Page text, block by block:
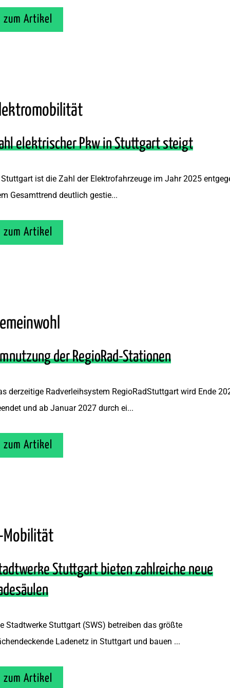
zum Artikel
elektrischer Pkw in Stuttgart steigt
Stuttgart ist die Zahl der Elektrofahrzeuge im Jahr 2025
Gesamttrend deutlich gestie...
zum Artikel
der RegioRad-Stationen
derzeitige Radverleihsystem RegioRadStuttgart wird Ende
und ab Januar 2027 durch ei...
zum Artikel
Mobilität
Stuttgart bieten zahlreiche neue
Stadtwerke Stuttgart (SWS) betreiben das größte
Ladenetz in Stuttgart und bauen ...
zum Artikel